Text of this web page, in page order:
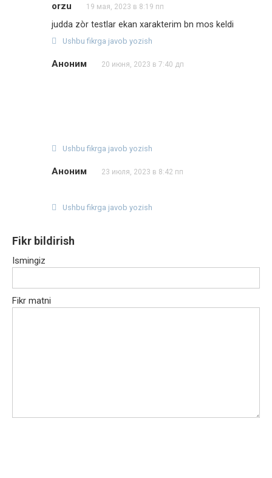
orzu 19 мая, 2023 в 8:19 пп
judda zòr testlar ekan xarakterim bn mos keldi
Ushbu fikrga javob yozish
Аноним 20 июня, 2023 в 7:40 дп
Ushbu fikrga javob yozish
Аноним 23 июля, 2023 в 8:42 пп
Ushbu fikrga javob yozish
Fikr bildirish
Ismingiz
Fikr matni